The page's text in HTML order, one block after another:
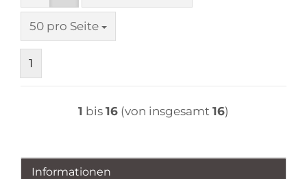
50 pro Seite
pro Seite
1
1 bis 16 (von insgesamt 16)
Informationen